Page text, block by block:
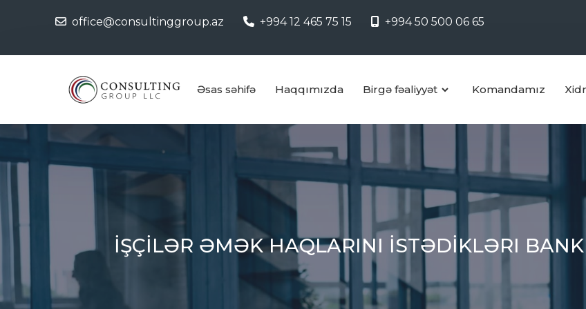
office@consultinggroup.az +994 12 465 75 15 +994 50 500 06 65
Əsas səhifə Haqqımızda Birgə fəaliyyət Komandamız
İŞÇİLƏR ƏMƏK HAQLARINI İSTƏDİKLƏRI